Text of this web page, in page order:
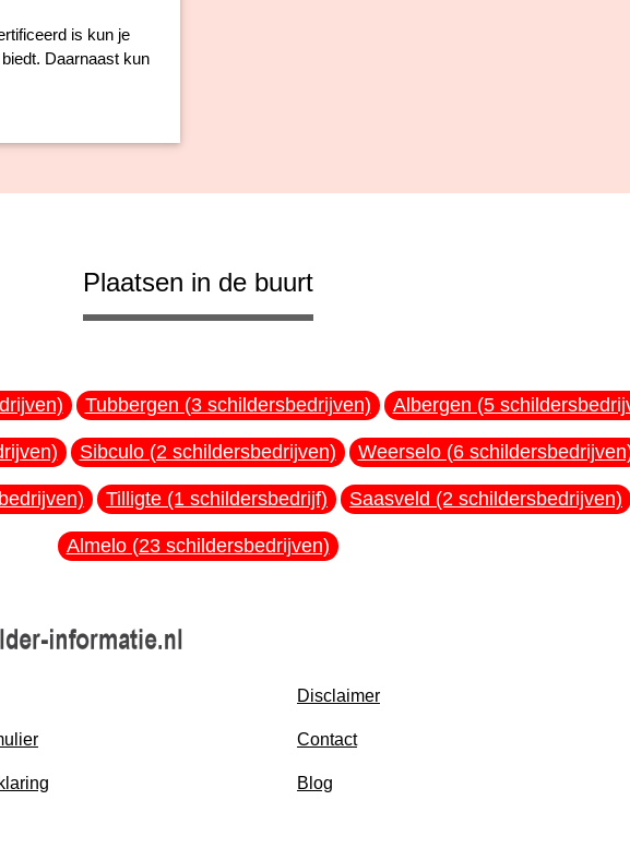
is kun je
Daarnaast kun
Plaatsen in de buurt
Tubbergen (3 schildersbedrijven) Albergen (5
Sibculo (2 schildersbedrijven) Weerselo (6
Tilligte (1 schildersbedrijf) Saasveld (2 schildersbedrijven)
Almelo (23 schildersbedrijven)
Disclaimer
Contact
Blog